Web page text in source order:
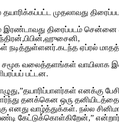
தயாரிக்கப்பட்ட முதலாவது
இரண்டாவது திரைப்படம் சென்னை
ஏப்ரல்
வலைத்தளங்கள் வாயிலாக
பட்டன.
தனக்கென ஒரு
எனது வாழ்த்துக்கள். நல்ல
கேட்டுக்கொள்கிறேன்,”